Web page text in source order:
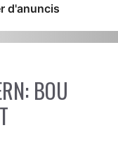
d'anuncis
BOU